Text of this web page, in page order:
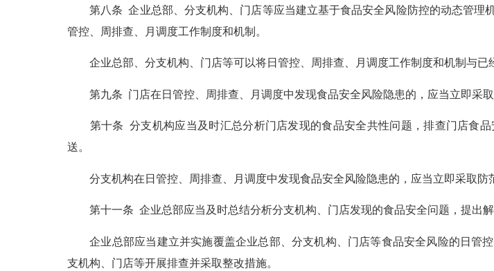
第八条 企业总部、分支机构、门店等应当建立基于食品安全风险防控的动态管理
管控、周排查、月调度工作制度和机制。
企业总部、分支机构、门店等可以将日管控、周排查、月调度工作制度和机制与已
第九条 门店在日管控、周排查、月调度中发现食品安全风险隐患的，应当立即采取
第十条 分支机构应当及时汇总分析门店发现的食品安全共性问题，排查门店食品
送。
分支机构在日管控、周排查、月调度中发现食品安全风险隐患的，应当立即采取防
第十一条 企业总部应当及时总结分析分支机构、门店发现的食品安全问题，提出解
企业总部应当建立并实施覆盖企业总部、分支机构、门店等食品安全风险的日管
支机构、门店等开展排查并采取整改措施。